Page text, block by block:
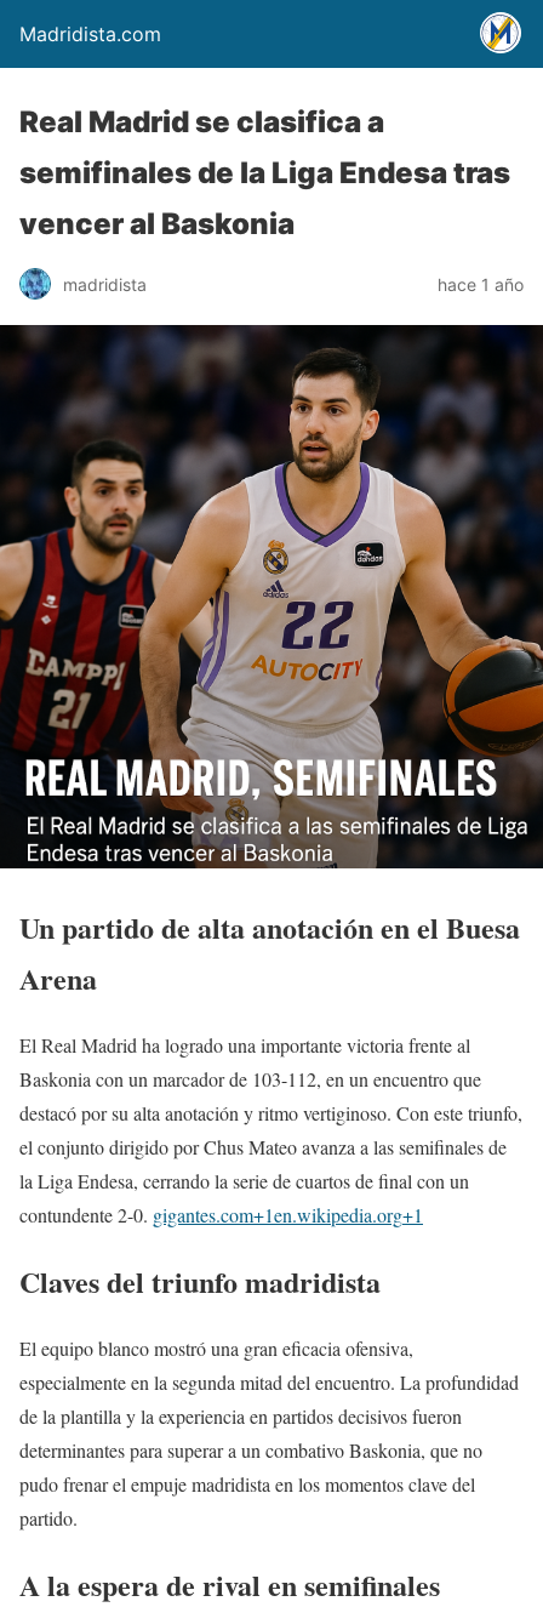
Madridista.com
Real Madrid se clasifica a
semifinales de la Liga Endesa tras
vencer al Baskonia
madridista hace 1 año
Un partido de alta anotación en el Buesa
Arena
El Real Madrid ha logrado una importante victoria frente al
Baskonia con un marcador de 103-112, en un encuentro que
destacó por su alta anotación y ritmo vertiginoso. Con este triunfo,
el conjunto dirigido por Chus Mateo avanza a las semifinales de
la Liga Endesa, cerrando la serie de cuartos de final con un
contundente 2-0. gigantes.com+1en.wikipedia.org+1
Claves del triunfo madridista
El equipo blanco mostró una gran eficacia ofensiva,
especialmente en la segunda mitad del encuentro. La profundidad
de la plantilla y la experiencia en partidos decisivos fueron
determinantes para superar a un combativo Baskonia, que no
pudo frenar el empuje madridista en los momentos clave del
partido.
A la espera de rival en semifinales